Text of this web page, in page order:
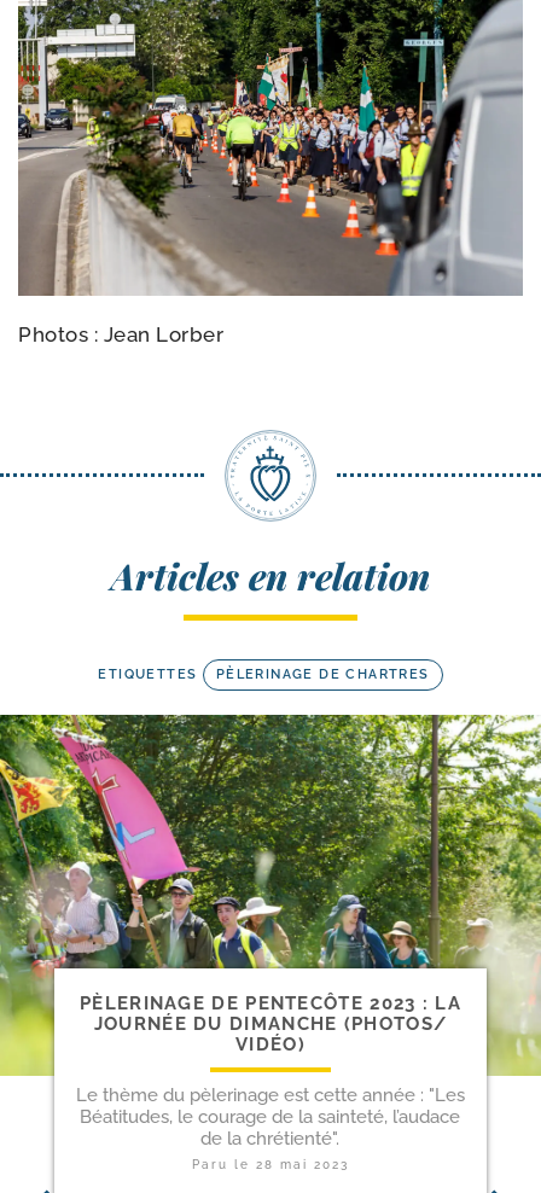
Photos : Jean Lorber
Articles en relation
ETIQUETTES PÈLERINAGE DE CHARTRES
PÈLERINAGE DE PENTECÔTE 2023 : LA
JOURNÉE DU DIMANCHE (PHOTOS/​
VIDÉO)
Le thème du pèlerinage est cette année : "Les
Béatitudes, le courage de la sainteté, l’audace
de la chrétienté".
Paru le 28 mai 2023